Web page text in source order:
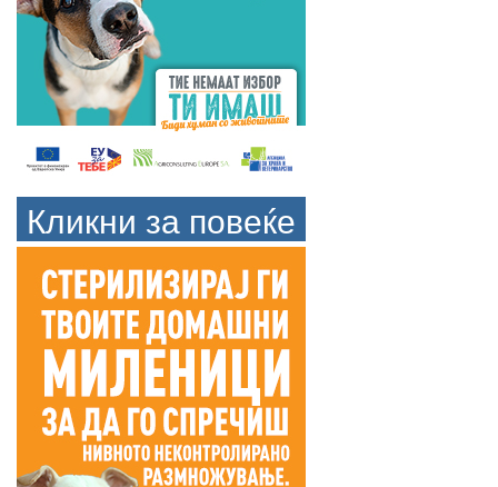
Кликни за повеќе